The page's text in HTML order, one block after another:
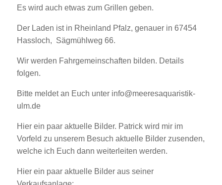
Es wird auch etwas zum Grillen geben.
Der Laden ist in Rheinland Pfalz, genauer in 67454
Hassloch, Sägmühlweg 66.
Wir werden Fahrgemeinschaften bilden. Details
folgen.
Bitte meldet an Euch unter info@meeresaquaristik-
ulm.de
Hier ein paar aktuelle Bilder. Patrick wird mir im
Vorfeld zu unserem Besuch aktuelle Bilder zusenden,
welche ich Euch dann weiterleiten werden.
Hier ein paar aktuelle Bilder aus seiner